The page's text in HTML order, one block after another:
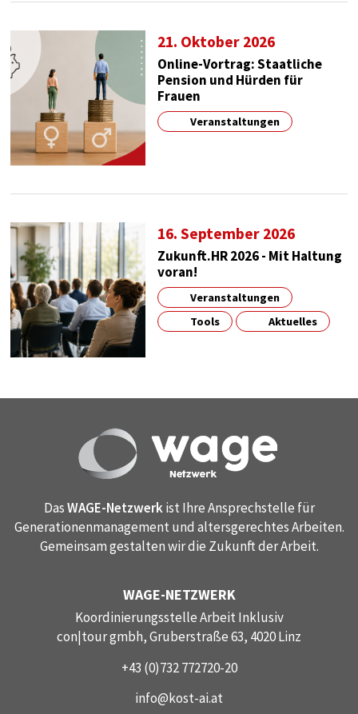
21. Oktober 2026
Online-Vortrag: Staatliche
Pension und Hürden für
Frauen
Veranstaltungen
16. September 2026
Zukunft.HR 2026 - Mit Haltung
voran!
Veranstaltungen
Tools
Aktuelles
DasWAGE-Netzwerkist Ihre Ansprechstelle für
Generationenmanagement und altersgerechtes Arbeiten.
Gemeinsam gestalten wir die Zukunft der Arbeit.
WAGE-NETZWERK
Koordinierungsstelle Arbeit Inklusiv
con|tour gmbh, Gruberstraße 63, 4020 Linz
+43 (0)732 772720-20
info@kost-ai.at